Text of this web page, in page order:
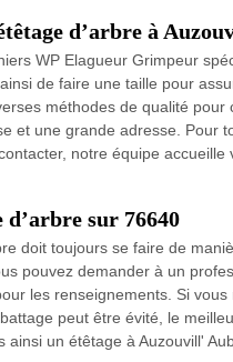
d’arbre à
WP Elagueur Grimpeur
de faire une taille pour
méthodes de qualité pour
et une grande adresse. Pour
notre équipe
d’arbre sur 76640
doit toujours se faire de
pouvez demander à un
les renseignements. Si
peut être évité, le
ainsi un étêtage à Auzouvill'